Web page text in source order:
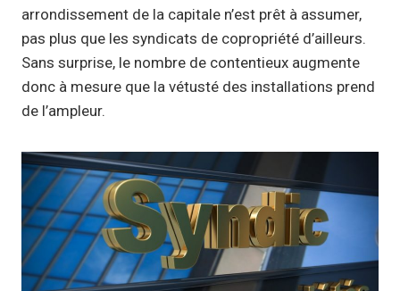
arrondissement de la capitale n’est prêt à assumer,
pas plus que les syndicats de copropriété d’ailleurs.
Sans surprise, le nombre de contentieux augmente
donc à mesure que la vétusté des installations prend
de l’ampleur.